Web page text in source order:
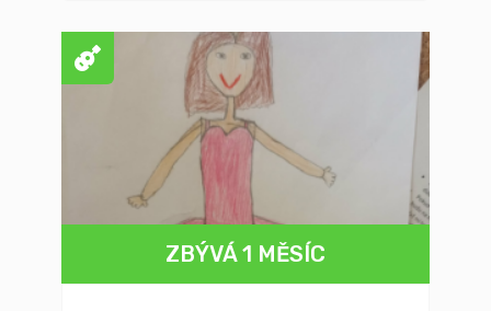
ZBÝVÁ 1 MĚSÍC